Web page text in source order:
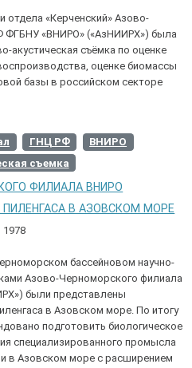
отдела «Керченский» Азово-
ФГБНУ «ВНИРО» («АзНИИРХ») была
акустическая съёмка по оценке
оценке биомассы
базы в российском секторе
ГНЦ РФ
ВНИРО
съемка
ФИЛИАЛА ВНИРО
В АЗОВСКОМ МОРЕ
1978
бассейновом научно-
Азово-Черноморского филиала
были представлены
в Азовском море. По итогу
подготовить биологическое
специализированного промысла
в Азовском море с расширением